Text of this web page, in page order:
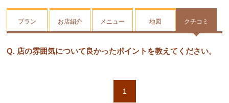
プラン お店紹介 メニュー 地図 クチコミ
Q. 店の雰囲気について良かったポイントを教えてください。
1